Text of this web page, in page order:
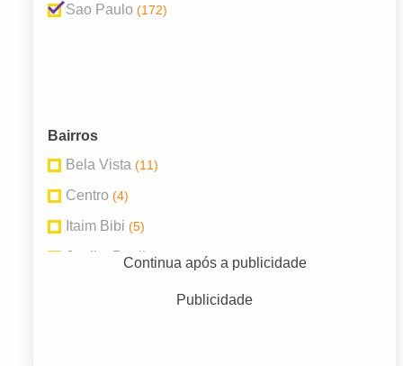
Sao Paulo (172)
Bairros
Bela Vista (11)
Centro (4)
Itaim Bibi (5)
Jardim Paulista(12)
Continua após a publicidade
Publicidade